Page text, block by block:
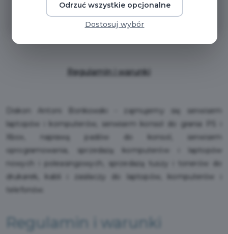
zniżka 10%
Regulamin i warunki
Diskon Antoni Bonkowski - zajmujemy się serwisem
laptopów i komputerów, serwisem konsol do grania PS i
Xbox, naprawą padów do konsol, serwisem
oprogramowania, sprzedażą komputerów i laptopów
nowych i poleasingowych, sprzedażą tuszy i tonerów do
drukarek, kabli i zasilaczy do laptopów, komputerów i
Regulamin i warunki
Odrzuć wszystkie opcjonalne
Dostosuj wybór